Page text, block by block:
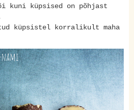
kuni küpsised on põhjast
küpsistel korralikult maha